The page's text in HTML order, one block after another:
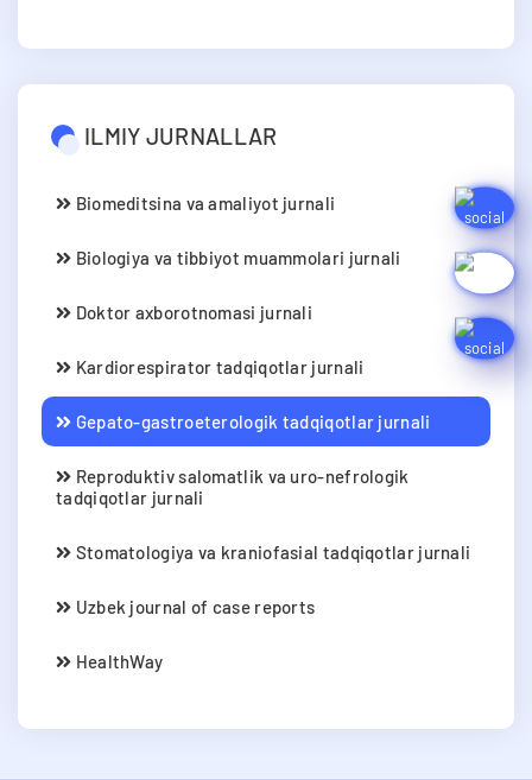
ILMIY JURNALLAR
Biomeditsina va amaliyot jurnali
Biologiya va tibbiyot muammolari jurnali
Doktor axborotnomasi jurnali
Kardiorespirator tadqiqotlar jurnali
Gepato-gastroeterologik tadqiqotlar jurnali
Reproduktiv salomatlik va uro-nefrologik
tadqiqotlar jurnali
Stomatologiya va kraniofasial tadqiqotlar jurnali
Uzbek journal of case reports
HealthWay